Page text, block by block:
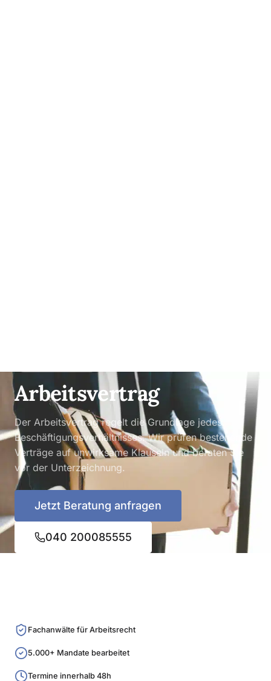
Arbeitsvertrag
Der Arbeitsvertrag regelt die Grundlage jedes
Beschäftigungsverhältnisses. Wir prüfen bestehende
Verträge auf unwirksame Klauseln und beraten Sie
vor der Unterzeichnung.
Jetzt Beratung anfragen
040 200085555
Fachanwälte für Arbeitsrecht
5.000+ Mandate bearbeitet
Termine innerhalb 48h